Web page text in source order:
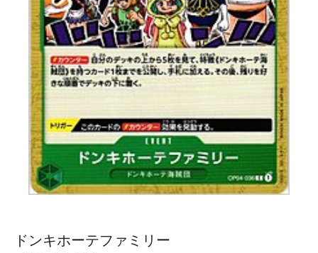
ドンキホーテファミリー